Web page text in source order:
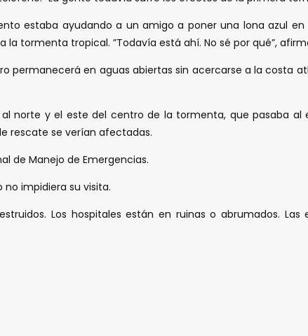
estaba ayudando a un amigo a poner una lona azul
tormenta tropical. ”Todavía está ahí. No sé por qué”,
permanecerá en aguas abiertas sin acercarse a la costa
norte y el este del centro de la tormenta, que pasaba al
rescate se verían afectadas.
de Manejo de Emergencias.
impidiera su visita.
Los hospitales están en ruinas o abrumados. Las